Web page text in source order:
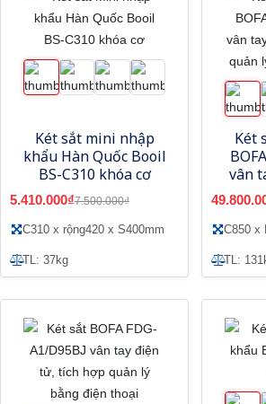
Két sắt mini nhập
khẩu Hàn Quốc Booil
BS-C310 khóa cơ
5.410.000₫7.500.000₫
C310 x rộng420 x S400mm
TL: 37kg
Két
vân
hợp
C850 x
TL: